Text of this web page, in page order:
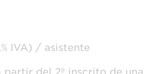
IVA) / asistente